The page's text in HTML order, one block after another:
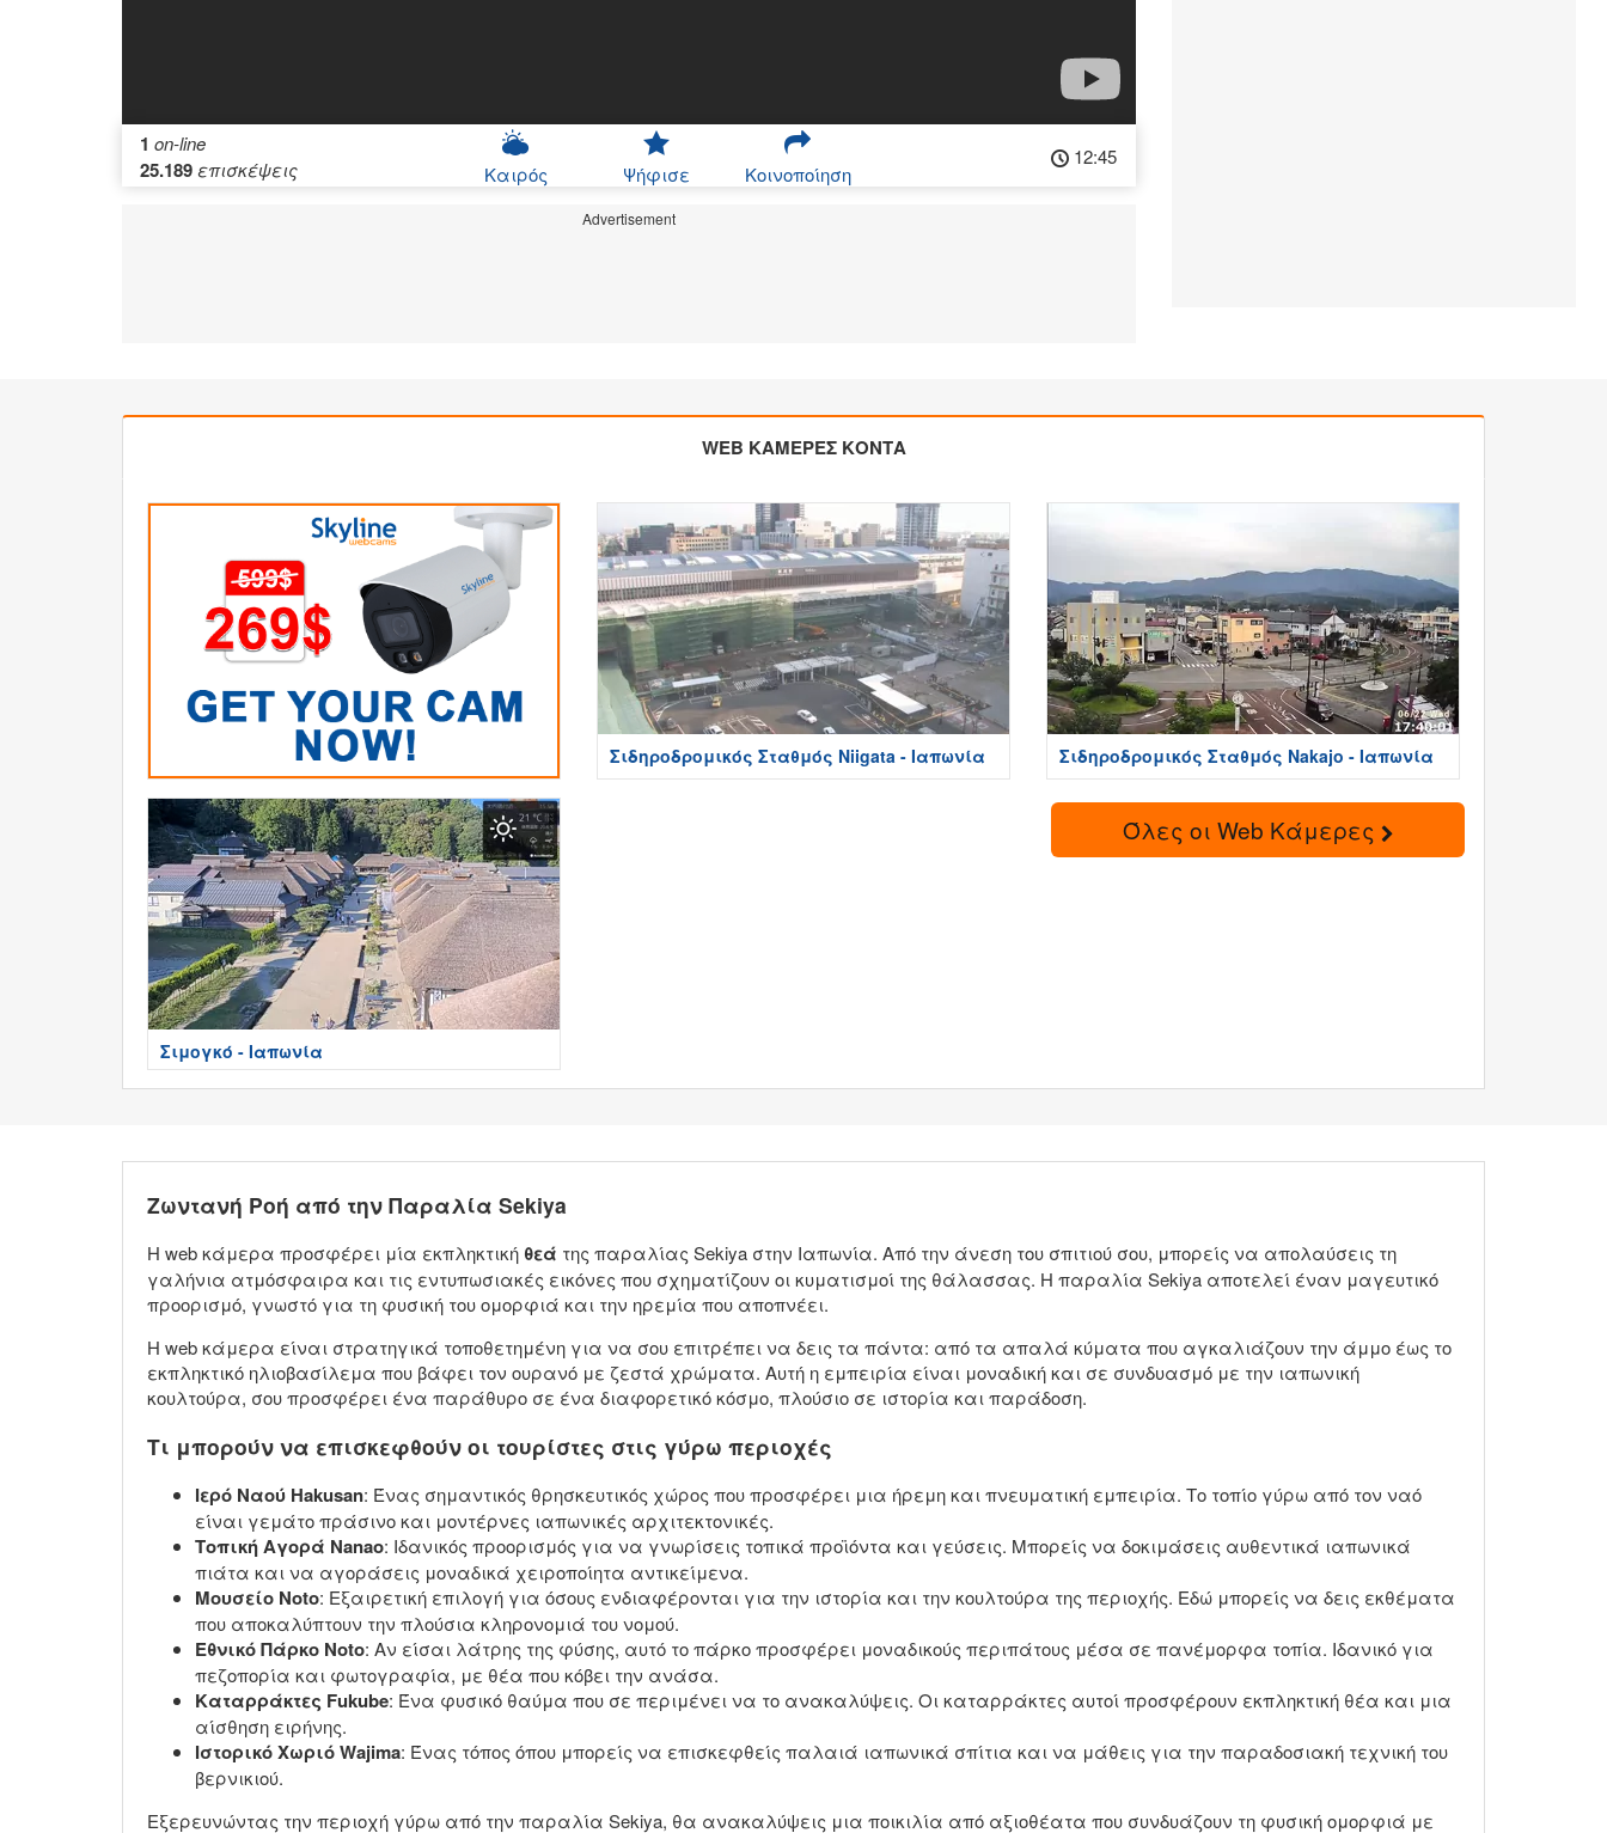
1 on-line
25.189επισκέψεις Καιρός Ψήφισε Κοινοποίηση
12:45
Advertisement
WEB ΚΑΜΕΡΕΣ ΚΟΝΤΑ
Σιδηροδρομικός Σταθμός Niigata - Ιαπωνία Σιδηροδρομικός Σταθμός Nakajo - Ιαπωνία
Σιμογκό - Ιαπωνία
Όλες οι Web Κάμερες
Ζωντανή Ροή από την Παραλία Sekiya
Η web κάμερα προσφέρει μία εκπληκτική θεά της παραλίας Sekiya στην Ιαπωνία. Από την άνεση του σπιτιού σου, μπορείς να απολαύσεις τη
γαλήνια ατμόσφαιρα και τις εντυπωσιακές εικόνες που σχηματίζουν οι κυματισμοί της θάλασσας. Η παραλία Sekiya αποτελεί έναν μαγευτικό
προορισμό, γνωστό για τη φυσική του ομορφιά και την ηρεμία που αποπνέει.
Η web κάμερα είναι στρατηγικά τοποθετημένη για να σου επιτρέπει να δεις τα πάντα: από τα απαλά κύματα που αγκαλιάζουν την άμμο έως το
εκπληκτικό ηλιοβασίλεμα που βάφει τον ουρανό με ζεστά χρώματα. Αυτή η εμπειρία είναι μοναδική και σε συνδυασμό με την ιαπωνική
κουλτούρα, σου προσφέρει ένα παράθυρο σε ένα διαφορετικό κόσμο, πλούσιο σε ιστορία και παράδοση.
Τι μπορούν να επισκεφθούν οι τουρίστες στις γύρω περιοχές
Ιερό Ναού Hakusan: Ένας σημαντικός θρησκευτικός χώρος που προσφέρει μια ήρεμη και πνευματική εμπειρία. Το τοπίο γύρω από τον ναό
είναι γεμάτο πράσινο και μοντέρνες ιαπωνικές αρχιτεκτονικές.
Τοπική Αγορά Nanao: Ιδανικός προορισμός για να γνωρίσεις τοπικά προϊόντα και γεύσεις. Μπορείς να δοκιμάσεις αυθεντικά ιαπωνικά
πιάτα και να αγοράσεις μοναδικά χειροποίητα αντικείμενα.
Μουσείο Noto: Εξαιρετική επιλογή για όσους ενδιαφέρονται για την ιστορία και την κουλτούρα της περιοχής. Εδώ μπορείς να δεις εκθέματα
που αποκαλύπτουν την πλούσια κληρονομιά του νομού.
Εθνικό Πάρκο Noto: Αν είσαι λάτρης της φύσης, αυτό το πάρκο προσφέρει μοναδικούς περιπάτους μέσα σε πανέμορφα τοπία. Ιδανικό για
πεζοπορία και φωτογραφία, με θέα που κόβει την ανάσα.
Καταρράκτες Fukube: Ένα φυσικό θαύμα που σε περιμένει να το ανακαλύψεις. Οι καταρράκτες αυτοί προσφέρουν εκπληκτική θέα και μια
αίσθηση ειρήνης.
Ιστορικό Χωριό Wajima: Ένας τόπος όπου μπορείς να επισκεφθείς παλαιά ιαπωνικά σπίτια και να μάθεις για την παραδοσιακή τεχνική του
βερνικιού.
Εξερευνώντας την περιοχή γύρω από την παραλία Sekiya, θα ανακαλύψεις μια ποικιλία από αξιοθέατα που συνδυάζουν τη φυσική ομορφιά με